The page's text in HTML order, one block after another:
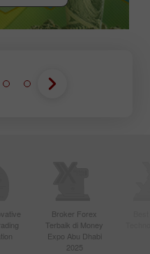
Broker Forex
Terbaik di Money
Expo Abu Dhabi
2025